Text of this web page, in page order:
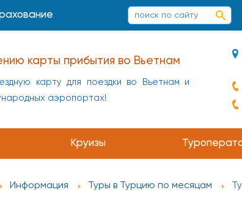
карты прибытия во Вьетнам
карту для поездки во Вьетнам и
аэропортах!
Круизы
Информация Туры в Турцию по месяцам